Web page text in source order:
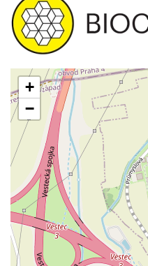
+
−